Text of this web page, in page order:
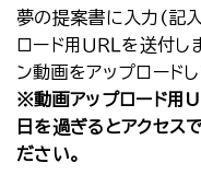
夢の提案書に入力(記
ロード用ＵＲＬを送付し
ン動画をアップロードし
※動画アップロード用
日を過ぎるとアクセス
ださい。